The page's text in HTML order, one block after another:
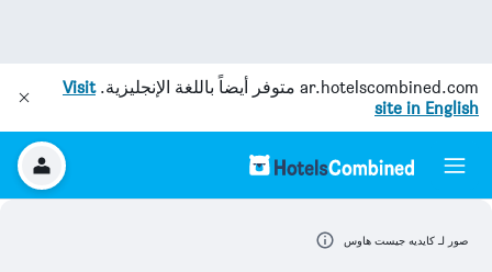
ar.hotelscombined.com متوفر أيضاً باللغة الإنجليزية.Visit
site in English
صور لـ كايديه جيست هاوس